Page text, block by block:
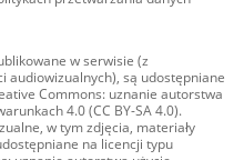
w serwisie (z
audiowizualnych), są udostępniane
Commons: uznanie autorstwa
4.0 (CC BY-SA 4.0).
w tym zdjęcia, materiały
na licencji typu